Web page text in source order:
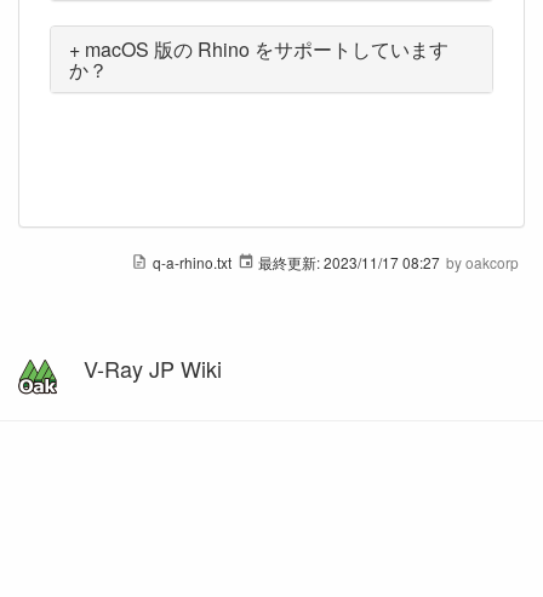
+ macOS 版の Rhino をサポートしています
か？
q-a-rhino.txt 最終更新:2023/11/17 08:27 byoakcorp
V-Ray JP Wiki